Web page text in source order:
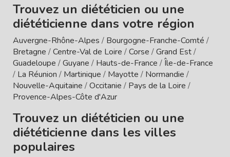
Trouvez un diététicien ou une
diététicienne dans votre région
Auvergne-Rhône-Alpes / Bourgogne-Franche-Comté /
Bretagne /Centre-Val de Loire /Corse /Grand Est/
Guadeloupe /Guyane / Hauts-de-France /Île-de-France
/ La Réunion / Martinique / Mayotte / Normandie /
Nouvelle-Aquitaine /Occitanie / Pays de la Loire /
Provence-Alpes-Côte d'Azur
Trouvez un diététicien ou une
diététicienne dans les villes
populaires